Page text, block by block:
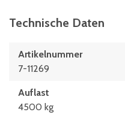
Technische Daten
Artikelnummer
7-11269
Auflast
4500 kg